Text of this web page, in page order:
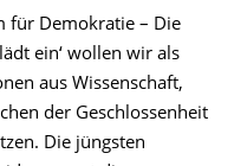
für Demokratie – Die
ein‘ wollen wir als
aus Wissenschaft,
der Geschlossenheit
Die jüngsten